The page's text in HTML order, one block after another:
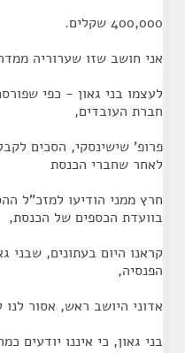
400,000 שקלים.
אני חושב שזו שערוריה
לעצמו בני גאון - כפי
חברת העובדים,
פרופ' שישינסקי, הסכים
לאחר שחברי הכנסת
חרץ ממני הודיעו למזכ"ל
בוועדת הכספים של הכנסת,
קראנו היום בעתונים, שבני
הפנסיה,
אדוני היושב ראש, אסור
בני גאון, כי איננו יודעים